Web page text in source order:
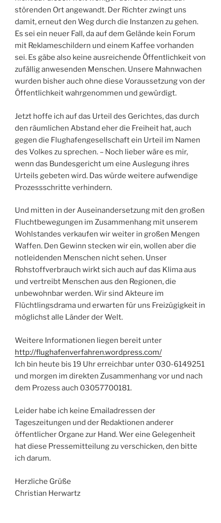
störenden Ort angewandt. Der Richter zwingt uns
damit, erneut den Weg durch die Instanzen zu gehen.
Es sei ein neuer Fall, da auf dem Gelände kein Forum
mit Reklameschildern und einem Kaffee vorhanden
sei. Es gäbe also keine ausreichende Öffentlichkeit von
zufällig anwesenden Menschen. Unsere Mahnwachen
wurden bisher auch ohne diese Voraussetzung von der
Öffentlichkeit wahrgenommen und gewürdigt.
Jetzt hoffe ich auf das Urteil des Gerichtes, das durch
den räumlichen Abstand eher die Freiheit hat, auch
gegen die Flughafengesellschaft ein Urteil im Namen
des Volkes zu sprechen. – Noch lieber wäre es mir,
wenn das Bundesgericht um eine Auslegung ihres
Urteils gebeten wird. Das würde weitere aufwendige
Prozessschritte verhindern.
Und mitten in der Auseinandersetzung mit den großen
Fluchtbewegungen im Zusammenhang mit unserem
Wohlstandes verkaufen wir weiter in großen Mengen
Waffen. Den Gewinn stecken wir ein, wollen aber die
notleidenden Menschen nicht sehen. Unser
Rohstoffverbrauch wirkt sich auch auf das Klima aus
und vertreibt Menschen aus den Regionen, die
unbewohnbar werden. Wir sind Akteure im
Flüchtlingsdrama und erwarten für uns Freizügigkeit in
möglichst alle Länder der Welt.
Weitere Informationen liegen bereit unter
http://flughafenverfahren.wordpress.com/
Ich bin heute bis 19 Uhr erreichbar unter 030-6149251
und morgen im direkten Zusammenhang vor und nach
dem Prozess auch 03057700181.
Leider habe ich keine Emailadressen der
Tageszeitungen und der Redaktionen anderer
öffentlicher Organe zur Hand. Wer eine Gelegenheit
hat diese Pressemitteilung zu verschicken, den bitte
ich darum.
Herzliche Grüße
Christian Herwartz